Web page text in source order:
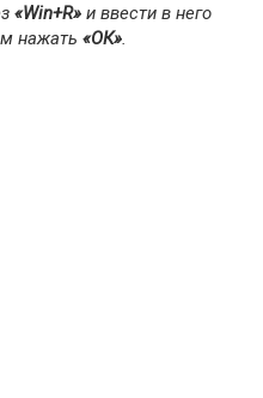
«Win+R» и ввести в него
нажать «ОК»